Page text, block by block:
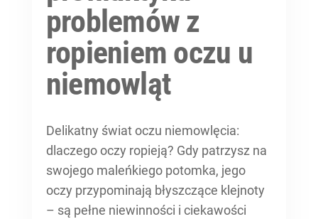
problemów z
ropieniem oczu u
niemowląt
Delikatny świat oczu niemowlęcia:
dlaczego oczy ropieją? Gdy patrzysz na
swojego maleńkiego potomka, jego
oczy przypominają błyszczące klejnoty
– są pełne niewinności i ciekawości